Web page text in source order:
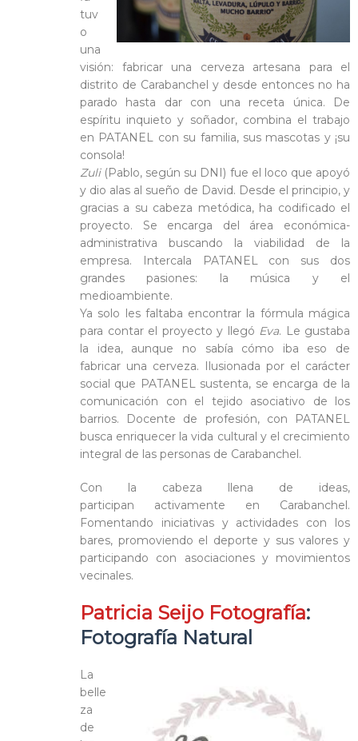
tuv
o
una
visión: fabricar una cerveza artesana para el
distrito de Carabanchel y desde entonces no ha
parado hasta dar con una receta única. De
espíritu inquieto y soñador, combina el trabajo
en PATANEL con su familia, sus mascotas y ¡su
consola!
Zuli(Pablo, según su DNI) fue el loco que apoyó
y dio alas al sueño de David. Desde el principio, y
gracias a su cabeza metódica, ha codificado el
proyecto. Se encarga del área económica-
administrativa buscando la viabilidad de la
empresa. Intercala PATANEL con sus dos
grandes pasiones: la música y el
medioambiente.
Ya solo les faltaba encontrar la fórmula mágica
para contar el proyecto y llegó Eva. Le gustaba
la idea, aunque no sabía cómo iba eso de
fabricar una cerveza. Ilusionada por el carácter
social que PATANEL sustenta, se encarga de la
comunicación con el tejido asociativo de los
barrios. Docente de profesión, con PATANEL
busca enriquecer la vida cultural y el crecimiento
integral de las personas de Carabanchel.
Con la cabeza llena de ideas,
participan activamente en Carabanchel.
Fomentando iniciativas y actividades con los
bares, promoviendo el deporte y sus valores y
participando con asociaciones y movimientos
vecinales.
Patricia Seijo Fotografía:
Fotografía Natural
La
belle
za
de